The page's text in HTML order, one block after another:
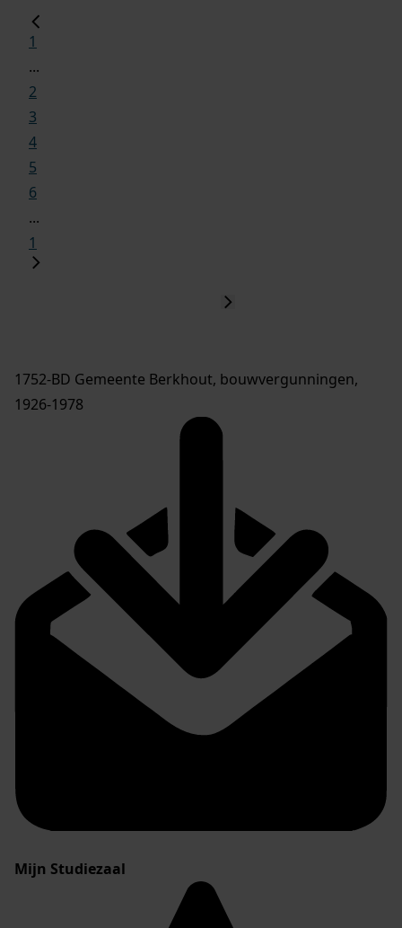
1
...
2
3
4
5
6
...
1
1752-BD Gemeente Berkhout, bouwvergunningen,
1926-1978
Mijn Studiezaal